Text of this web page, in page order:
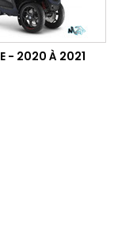
- 2020 À 2021